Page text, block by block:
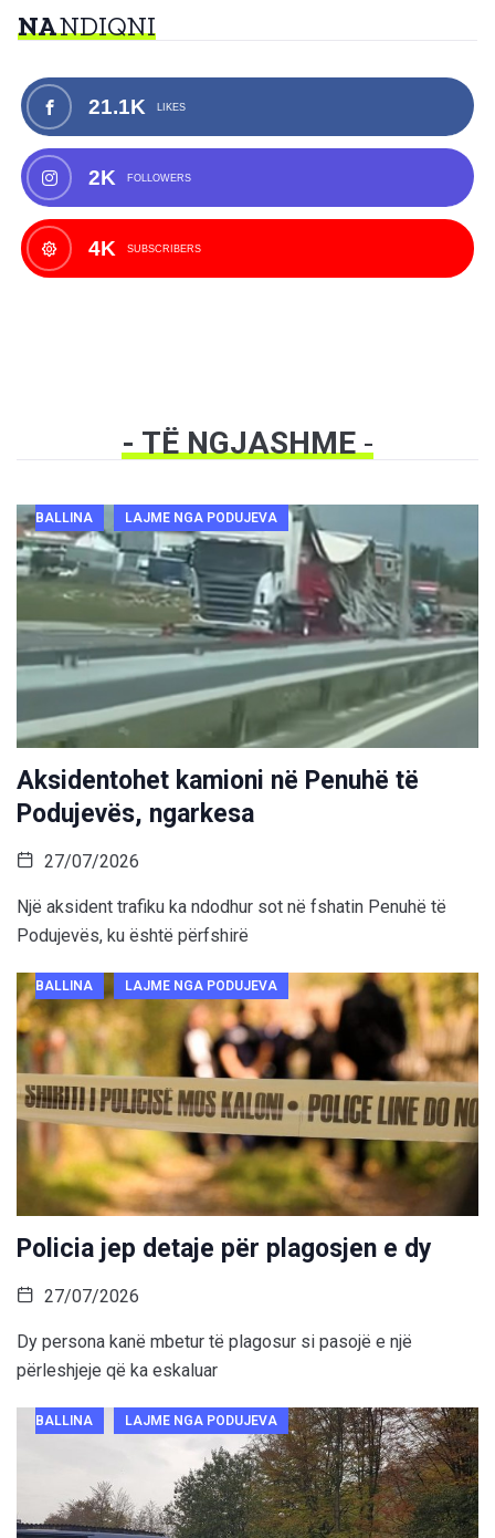
NANDIQNI
21.1K LIKES
2K FOLLOWERS
4K SUBSCRIBERS
- TË NGJASHME-
BALLINA LAJME NGA PODUJEVA
Aksidentohet kamioni në Penuhë të
Podujevës, ngarkesa
27/07/2026
Një aksident trafiku ka ndodhur sot në fshatin Penuhë të
Podujevës, ku është përfshirë
BALLINA LAJME NGA PODUJEVA
Policia jep detaje për plagosjen e dy
27/07/2026
Dy persona kanë mbetur të plagosur si pasojë e një
përleshjeje që ka eskaluar
BALLINA LAJME NGA PODUJEVA